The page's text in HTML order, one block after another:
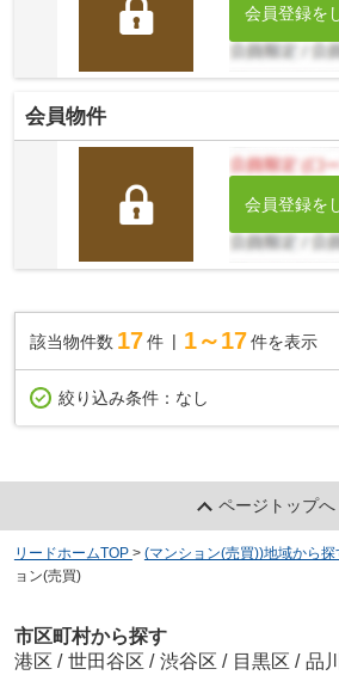
会員登録を
会員物件
会員登録を
該当物件数 17件 1～17 件を表示
絞り込み条件： なし
ページトップへ
リードホームTOP > (マンション(売買))地域から探
ョン(売買)
市区町村から探す
港区 / 世田谷区 / 渋谷区 / 目黒区 / 品